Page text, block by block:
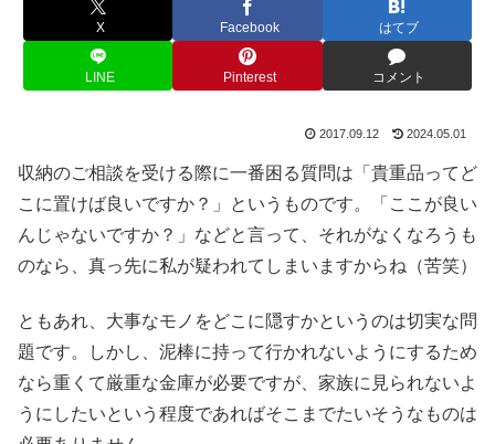
X Facebook はてブ
LINE Pinterest コメント
2017.09.12 2024.05.01
収納のご相談を受ける際に一番困る質問は「貴重品ってど
こに置けば良いですか？」というものです。「ここが良い
んじゃないですか？」などと言って、それがなくなろうも
のなら、真っ先に私が疑われてしまいますからね（苦笑）
ともあれ、大事なモノをどこに隠すかというのは切実な問
題です。しかし、泥棒に持って行かれないようにするため
なら重くて厳重な金庫が必要ですが、家族に見られないよ
うにしたいという程度であればそこまでたいそうなものは